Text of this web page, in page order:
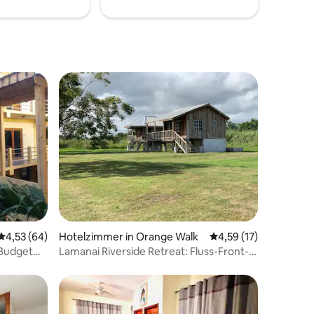
Bewertungen
Bewertung: 4,53 von 5, 64 Bewertungen
4,53 (64)
Hotelzimmer in Orange Walk Durchschnittliche
4,59 (17)
Lamanai Riverside Retreat: Fluss-Front-